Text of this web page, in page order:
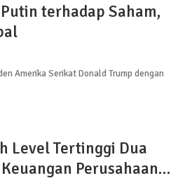
terhadap Saham,
Amerika Serikat Donald Trump dengan
Level Tertinggi Dua
Perusahaan